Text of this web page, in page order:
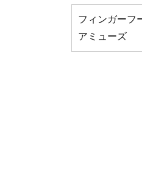
フィンガーフ
アミューズ